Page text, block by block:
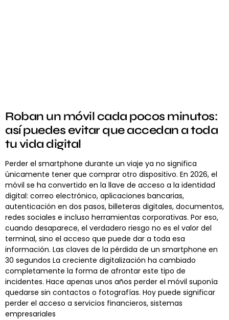
Roban un móvil cada pocos minutos:
así puedes evitar que accedan a toda
tu vida digital
Perder el smartphone durante un viaje ya no significa
únicamente tener que comprar otro dispositivo. En 2026, el
móvil se ha convertido en la llave de acceso a la identidad
digital: correo electrónico, aplicaciones bancarias,
autenticación en dos pasos, billeteras digitales, documentos,
redes sociales e incluso herramientas corporativas. Por eso,
cuando desaparece, el verdadero riesgo no es el valor del
terminal, sino el acceso que puede dar a toda esa
información. Las claves de la pérdida de un smartphone en
30 segundos La creciente digitalización ha cambiado
completamente la forma de afrontar este tipo de
incidentes. Hace apenas unos años perder el móvil suponía
quedarse sin contactos o fotografías. Hoy puede significar
perder el acceso a servicios financieros, sistemas
empresariales